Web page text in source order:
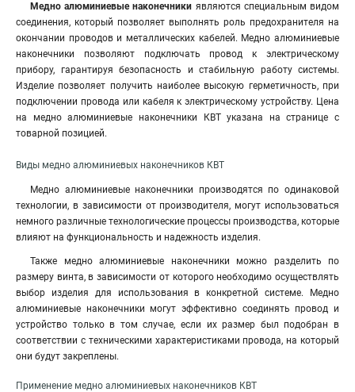
Медно алюминиевые наконечники являются специальным видом
соединения, который позволяет выполнять роль предохранителя на
окончании проводов и металлических кабелей. Медно алюминиевые
наконечники позволяют подключать провод к электрическому
прибору, гарантируя безопасность и стабильную работу системы.
Изделие позволяет получить наиболее высокую герметичность, при
подключении провода или кабеля к электрическому устройству. Цена
на медно алюминиевые наконечники КВТ указана на странице с
товарной позицией.
Виды медно алюминиевых наконечников КВТ
Медно алюминиевые наконечники производятся по одинаковой
технологии, в зависимости от производителя, могут использоваться
немного различные технологические процессы производства, которые
влияют на функциональность и надежность изделия.
Также медно алюминиевые наконечники можно разделить по
размеру винта, в зависимости от которого необходимо осуществлять
выбор изделия для использования в конкретной системе. Медно
алюминиевые наконечники могут эффективно соединять провод и
устройство только в том случае, если их размер был подобран в
соответствии с техническими характеристиками провода, на который
они будут закреплены.
Применение медно алюминиевых наконечников КВТ